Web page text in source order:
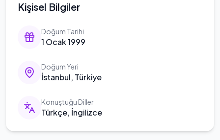
Kişisel Bilgiler
Doğum Tarihi
1 Ocak 1999
Doğum Yeri
İstanbul, Türkiye
Konuştuğu Diller
Türkçe, İngilizce